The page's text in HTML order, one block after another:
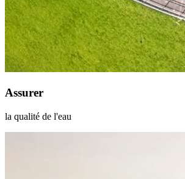
Assurer
la qualité de l'eau